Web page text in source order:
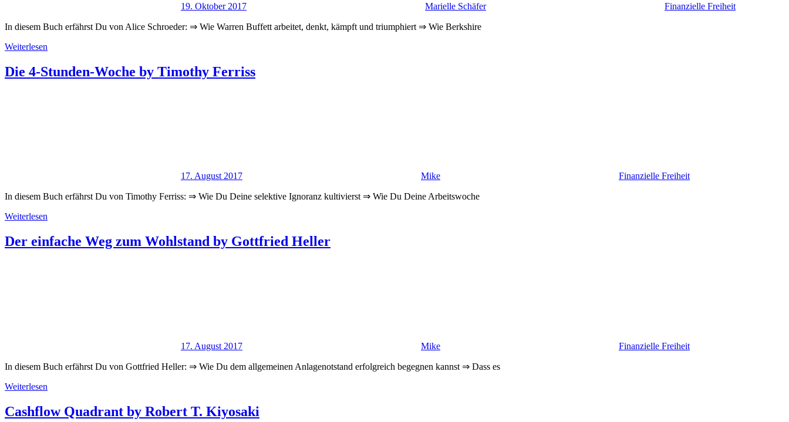
19. Oktober 2017 Marielle Schäfer Finanzielle Freiheit
In diesem Buch erfährst Du von Alice Schroeder: ⇒ Wie Warren Buffett arbeitet, denkt, kämpft und triumphiert ⇒ Wie Berkshire
Weiterlesen
Die 4-Stunden-Woche by Timothy Ferriss
17. August 2017 Mike Finanzielle Freiheit
In diesem Buch erfährst Du von Timothy Ferriss: ⇒ Wie Du Deine selektive Ignoranz kultivierst ⇒ Wie Du Deine Arbeitswoche
Weiterlesen
Der einfache Weg zum Wohlstand by Gottfried Heller
17. August 2017 Mike Finanzielle Freiheit
In diesem Buch erfährst Du von Gottfried Heller: ⇒ Wie Du dem allgemeinen Anlagenotstand erfolgreich begegnen kannst ⇒ Dass es
Weiterlesen
Cashflow Quadrant by Robert T. Kiyosaki